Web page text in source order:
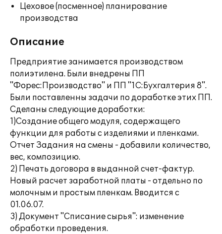
Цеховое (посменное) планирование
производства
Описание
Предприятие занимается производством
полиэтилена. Были внедрены ПП
"Форес:Производство" и ПП "1С:Бухгалтерия 8".
Были поставленны задачи по доработке этих ПП.
Сделаны следующие доработки:
1)Создание общего модуля, содержащего
функции для работы с изделиями и пленками.
Отчет Задания на смены - добавили количество,
вес, композицию.
2) Печать договора в выданной счет-фактур.
Новый расчет заработной платы - отдельно по
молочным и простым пленкам. Вводится с
01.06.07.
3) Документ "Списание сырья": изменение
обработки проведения.